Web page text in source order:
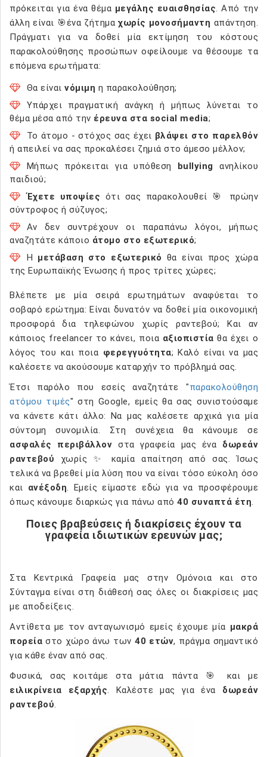
πρόκειται για ένα θέμα μεγάλης ευαισθησίας. Από την
άλλη είναι 🎯ένα ζήτημαχωρίς μονοσήμαντη απάντηση.
Πράγματι για να δοθεί μία εκτίμηση του κόστους
παρακολούθησης προσώπων οφείλουμε να θέσουμε τα
επόμενα ερωτήματα:
Θα είναι νόμιμη η παρακολούθηση;
Υπάρχει πραγματική ανάγκη ή μήπως λύνεται το
θέμα μέσα από την έρευνα στα social media;
Το άτομο - στόχος σας έχει βλάψει στο παρελθόν
ή απειλεί να σας προκαλέσει ζημιά στο άμεσο μέλλον;
Μήπως πρόκειται για υπόθεση bullying
ανηλίκου
παιδιού;
Έχετε υποψίες ότι σας παρακολουθεί 🎯 πρώην
σύντροφος ή σύζυγος;
Αν δεν συντρέχουν οι παραπάνω λόγοι, μήπως
αναζητάτε κάποιο άτομο στο εξωτερικό;
Η μετάβαση στο εξωτερικό θα είναι προς χώρα
της Ευρωπαϊκής Ένωσης ή προς τρίτες χώρες;
Βλέπετε με μία σειρά ερωτημάτων αναφύεται το
σοβαρό ερώτημα: Είναι δυνατόν να δοθεί μία οικονομική
προσφορά δια τηλεφώνου χωρίς ραντεβού; Και αν
κάποιος freelancer το κάνει, ποια αξιοπιστία θα έχει ο
λόγος του και ποια φερεγγυότητα; Καλό είναι να μας
καλέσετε να ακούσουμε καταρχήν το πρόβλημά σας.
Έτσι παρόλο που εσείς αναζητάτε "παρακολούθηση
ατόμου τιμές" στη Google, εμείς θα σας συνιστούσαμε
να κάνετε κάτι άλλο: Να μας καλέσετε αρχικά για μία
σύντομη συνομιλία. Στη συνέχεια θα κάνουμε σε
ασφαλές περιβάλλον στα γραφεία μας ένα δωρεάν
ραντεβού χωρίς ✨ καμία απαίτηση από σας. Ίσως
τελικά να βρεθεί μία λύση που να είναι τόσο εύκολη όσο
και ανέξοδη. Εμείς είμαστε εδώ για να προσφέρουμε
όπως κάνουμε διαρκώς για πάνω από 40 συναπτά έτη.
Ποιες βραβεύσεις ή διακρίσεις έχουν τα
γραφεία ιδιωτικών ερευνών μας;
Στα Κεντρικά Γραφεία μας στην Ομόνοια και στο
Σύνταγμα είναι στη διάθεσή σας όλες οι διακρίσεις μας
με αποδείξεις.
Αντίθετα με τον ανταγωνισμό εμείς έχουμε μία μακρά
πορεία στο χώρο άνω των40 ετών, πράγμα σημαντικό
για κάθε έναν από σας.
Φυσικά, σας κοιτάμε στα μάτια πάντα 🎯 και με
ειλικρίνεια εξαρχής. Καλέστε μας για ένα δωρεάν
ραντεβού.